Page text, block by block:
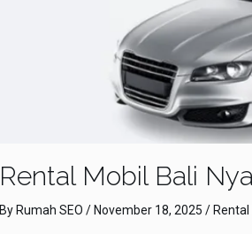
Rental Mobil Bali
By Rumah SEO / November 18, 2025 /